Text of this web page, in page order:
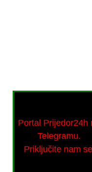
Portal Prijedor24h
Telegramu.
Priključite nam